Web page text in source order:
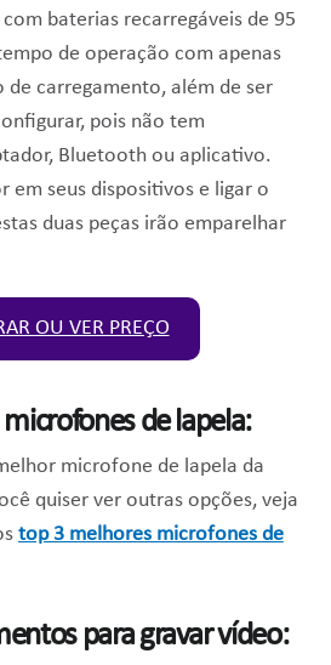
baterias recarregáveis de 95
de operação com apenas
de carregamento, além de ser
pois não tem
Bluetooth ou aplicativo.
em seus dispositivos e ligar o
duas peças irão emparelhar
OU VER PREÇO
de lapela:
microfone de lapela da
quiser ver outras opções, veja
top 3 melhores microfones de
para gravar vídeo: